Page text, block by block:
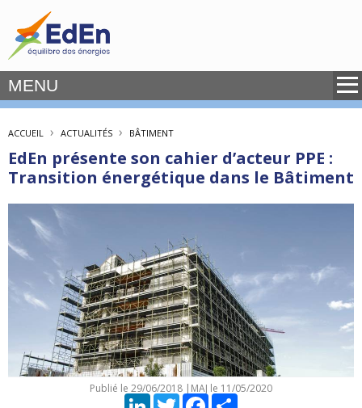
MENU
ACCUEIL › ACTUALITÉS › BÂTIMENT
EdEn présente son cahier d’acteur PPE :
Transition énergétique dans le Bâtiment
Publié le 29/06/2018 | MAJ le 11/05/2020
LinkedInTwitterFacebook